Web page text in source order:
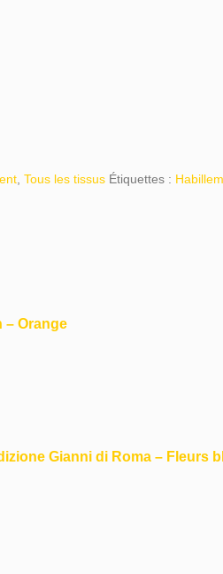
Tous les tissus Étiquettes :
– Orange
Gianni di Roma – Fleurs